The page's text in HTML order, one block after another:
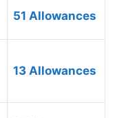
51 Allowances
13 Allowances